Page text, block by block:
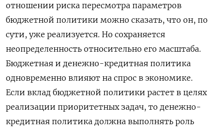
отношении риска пересмотра параметров
бюджетной политики можно сказать, что он, по
сути, уже реализуется. Но сохраняется
неопределенность относительно его масштаба.
Бюджетная и денежно-кредитная политика
одновременно влияют на спрос в экономике.
Если вклад бюджетной политики растет в целях
реализации приоритетных задач, то денежно-
кредитная политика должна выполнять ‌роль